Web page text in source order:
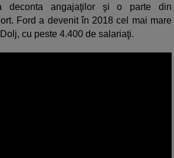
deconta angajaţilor şi o parte din
Ford a devenit în 2018 cel mai mare
cu peste 4.400 de salariaţi.